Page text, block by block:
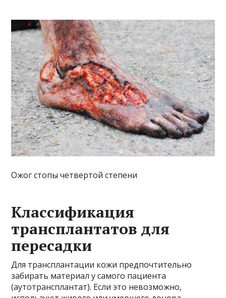
Ожог стопы четвертой степени
Классификация
трансплантатов для
пересадки
Для трансплантации кожи предпочтительно
забирать материал у самого пациента
(аутотрансплантат). Если это невозможно,